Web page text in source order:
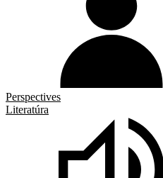
Perspectives
Literatúra